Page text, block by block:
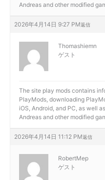
Andreas and other modified
2026年4月14日 9:27 PM返信
Thomashiemn
ゲスト
The site play mods contains
PlayMods, downloading
iOS, Android, and PC, as well
Andreas and other modified
2026年4月14日 11:12 PM返信
RobertMep
ゲスト